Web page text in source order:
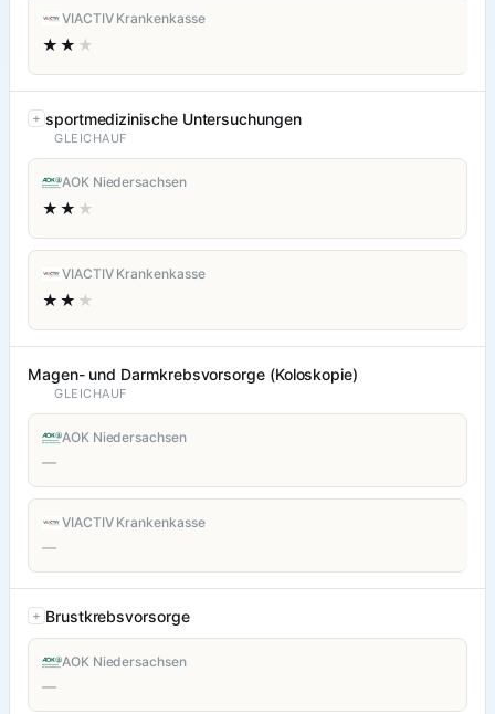
VIACTIV Krankenkasse
★★ ★
sportmedizinische Untersuchungen
GLEICHAUF
AOK Niedersachsen
★★ ★
VIACTIV Krankenkasse
★★ ★
Magen- und Darmkrebsvorsorge (Koloskopie)
GLEICHAUF
AOK Niedersachsen
—
VIACTIV Krankenkasse
—
Brustkrebsvorsorge
AOK Niedersachsen
—